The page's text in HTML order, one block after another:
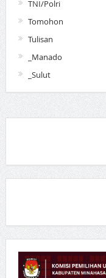
TNI/Polri
Tomohon
Tulisan
_Manado
_Sulut